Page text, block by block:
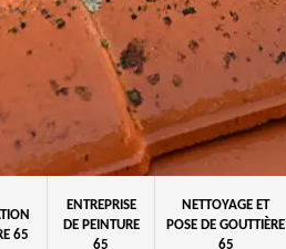
65
ENTREPRISE
DE PEINTURE
65
NETTOYAGE ET
POSE DE GOUTTIÈRE
65